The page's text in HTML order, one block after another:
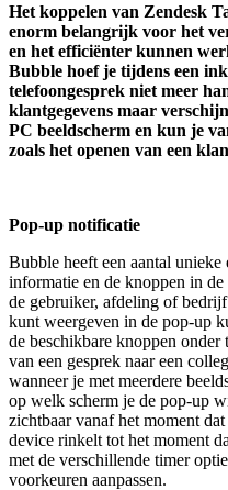
Het koppelen van Zendesk
enorm belangrijk voor het
en het efficiënter kunnen
Bubble hoef je tijdens een
telefoongesprek niet meer
klantgegevens maar
PC beeldscherm en kun je
zoals het openen van een
Pop-up notificatie
Bubble heeft een aantal unieke
informatie en de knoppen in
de gebruiker, afdeling of
kunt weergeven in de pop-up
de beschikbare knoppen onder
van een gesprek naar een
wanneer je met meerdere
op welk scherm je de pop-up
zichtbaar vanaf het moment
device rinkelt tot het moment
met de verschillende timer
voorkeuren aanpassen.